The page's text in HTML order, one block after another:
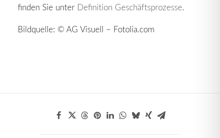
finden Sie unter Definition Geschäftsprozesse.
Bildquelle: © AG Visuell – Fotolia.com